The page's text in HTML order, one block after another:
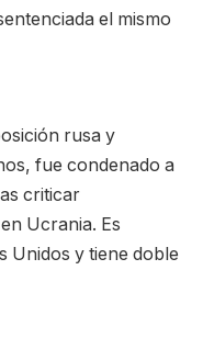
el mismo
rusa y
fue condenado a
criticar
Ucrania. Es
Unidos y tiene doble